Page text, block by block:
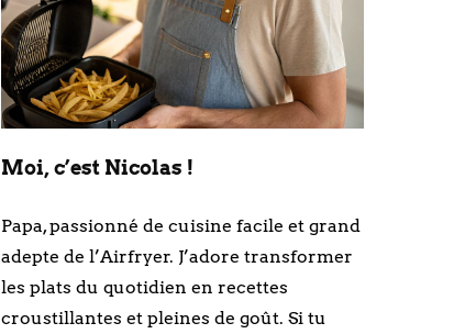
Moi, c’est Nicolas !
Papa, passionné de cuisine facile et grand
adepte de l’Airfryer. J’adore transformer
les plats du quotidien en recettes
croustillantes et pleines de goût. Si tu